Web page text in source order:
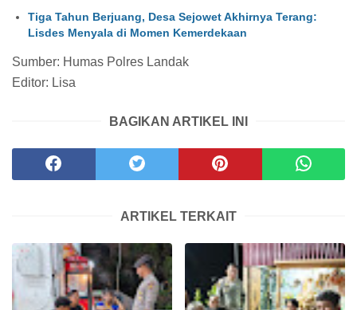
Tiga Tahun Berjuang, Desa Sejowet Akhirnya Terang:
Lisdes Menyala di Momen Kemerdekaan
Sumber: Humas Polres Landak
Editor: Lisa
BAGIKAN ARTIKEL INI
ARTIKEL TERKAIT